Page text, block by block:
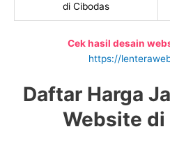
di Cibodas
Cek hasil desain
https://
Daftar Harga
Website di